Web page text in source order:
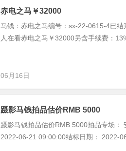
赤电之马￥32000
马钱：赤电之马编号：sx-22-0615-4已
人在看赤电之马￥32000另含手续费：
06月16日
蹑影马钱拍品估价RMB 5000
蹑影马钱拍品估价RMB 5000拍品专场：
2022-06-21 09:00:00结标日期： 2022-